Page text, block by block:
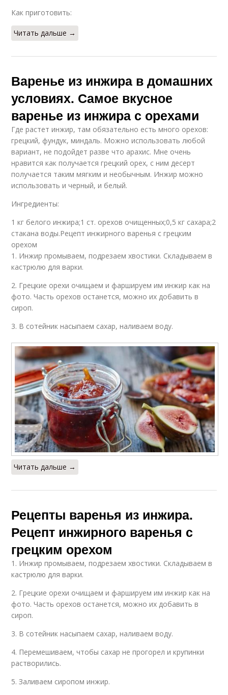
Как приготовить:
Читать дальше →
Варенье из инжира в домашних
условиях. Самое вкусное
варенье из инжира с орехами
Где растет инжир, там обязательно есть много орехов:
грецкий, фундук, миндаль. Можно использовать любой
вариант, не подойдет разве что арахис. Мне очень
нравится как получается грецкий орех, с ним десерт
получается таким мягким и необычным. Инжир можно
использовать и черный, и белый.
Ингредиенты:
1 кг белого инжира;1 ст. орехов очищенных;0,5 кг сахара;2
стакана воды.Рецепт инжирного варенья с грецким
орехом
1. Инжир промываем, подрезаем хвостики. Складываем в
кастрюлю для варки.
2. Грецкие орехи очищаем и фаршируем им инжир как на
фото. Часть орехов останется, можно их добавить в
сироп.
3. В сотейник насыпаем сахар, наливаем воду.
Читать дальше →
Рецепты варенья из инжира.
Рецепт инжирного варенья с
грецким орехом
1. Инжир промываем, подрезаем хвостики. Складываем в
кастрюлю для варки.
2. Грецкие орехи очищаем и фаршируем им инжир как на
фото. Часть орехов останется, можно их добавить в
сироп.
3. В сотейник насыпаем сахар, наливаем воду.
4. Перемешиваем, чтобы сахар не прогорел и крупинки
растворились.
5. Заливаем сиропом инжир.